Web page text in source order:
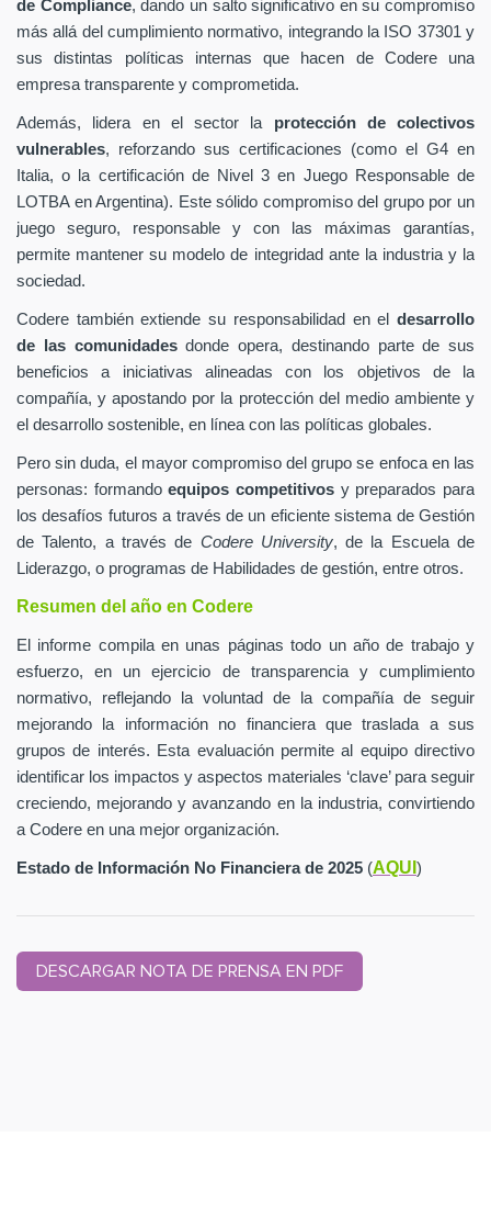
de Compliance, dando un salto significativo en su compromiso
más allá del cumplimiento normativo, integrando la ISO 37301 y
sus distintas políticas internas que hacen de Codere una
empresa transparente y comprometida.
Además, lidera en el sector la protección de colectivos
vulnerables, reforzando sus certificaciones (como el G4 en
Italia, o la certificación de Nivel 3 en Juego Responsable de
LOTBA en Argentina). Este sólido compromiso del grupo por un
juego seguro, responsable y con las máximas garantías,
permite mantener su modelo de integridad ante la industria y la
sociedad.
Codere también extiende su responsabilidad en el desarrollo
de las comunidadesdonde opera, destinando parte de sus
beneficios a iniciativas alineadas con los objetivos de la
compañía, y apostando por la protección del medio ambiente y
el desarrollo sostenible, en línea con las políticas globales.
Pero sin duda, el mayor compromiso del grupo se enfoca en las
personas: formandoequipos competitivos y preparados para
los desafíos futuros a través de un eficiente sistema de Gestión
de Talento, a través de Codere University, de la Escuela de
Liderazgo, o programas de Habilidades de gestión, entre otros.
Resumen del año en Codere
El informe compila en unas páginas todo un año de trabajo y
esfuerzo, en un ejercicio de transparencia y cumplimiento
normativo, reflejando la voluntad de la compañía de seguir
mejorando la información no financiera que traslada a sus
grupos de interés. Esta evaluación permite al equipo directivo
identificar los impactos y aspectos materiales ‘clave’ para seguir
creciendo, mejorando y avanzando en la industria, convirtiendo
a Codere en una mejor organización.
Estado de Información No Financiera de 2025 (AQUI )
DESCARGAR NOTA DE PRENSA EN PDF